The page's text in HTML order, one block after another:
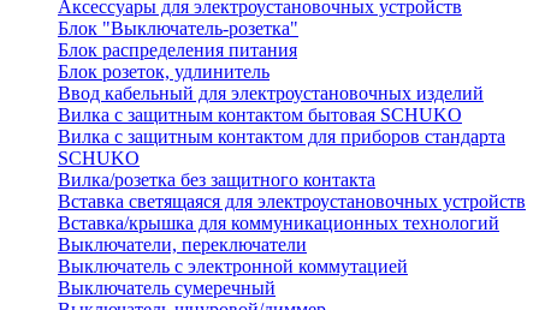
Аксессуары для электроустановочных устройств
Блок "Выключатель-розетка"
Блок распределения питания
Блок розеток, удлинитель
Ввод кабельный для электроустановочных изделий
Вилка с защитным контактом бытовая SCHUKO
Вилка с защитным контактом для приборов стандарта
SCHUKO
Вилка/розетка без защитного контакта
Вставка светящаяся для электроустановочных устройств
Вставка/крышка для коммуникационных технологий
Выключатели, переключатели
Выключатель с электронной коммутацией
Выключатель сумеречный